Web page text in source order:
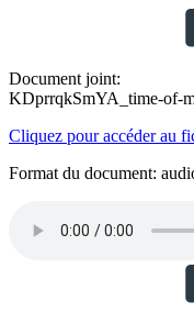
Document joint:
KDprrqkSmYA_time-of-
Cliquez pour accéder au
Format du document: